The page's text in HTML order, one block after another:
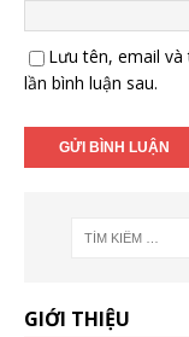
Lưu tên, email
lần bình luận sau.
GIỚI THIỆU